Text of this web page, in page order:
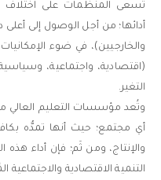
تسعى المنظمات على اختلاف
أدائها؛ من أجل الوصول إلى
والخارجيين)، في ضوء
(اقتصادية، واجتماعية،
التغير.
وتُعد مؤسسات التعليم
أي مجتمع؛ حيث أنها تمدُّه
والإنتاج، ومن ثَم؛ فإن أداء
التنمية الاقتصادية